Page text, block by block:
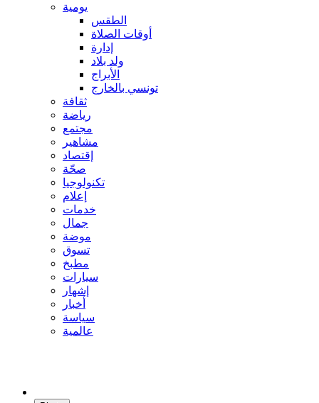
يومية
الطقس
أوقات الصلاة
إدارة
ولد بلاد
الأبراج
تونسي بالخارج
ثقافة
رياضة
مجتمع
مشاهير
إقتصاد
صحّة
تكنولوجيا
إعلام
خدمات
جمال
موضة
تسوق
مطبخ
سيارات
إشهار
أخبار
سياسة
عالمية